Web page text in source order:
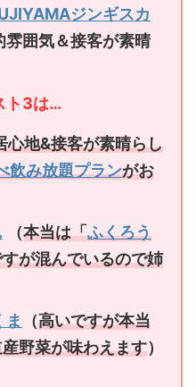
ジンギスカ
雰囲気＆接客が素晴
ト3は…
心地&接客が素晴らし
飲み放題プランがお
（本当は「ふくろう
が混んでいるので姉
ま
（高いですが本当
野菜が味わえます）